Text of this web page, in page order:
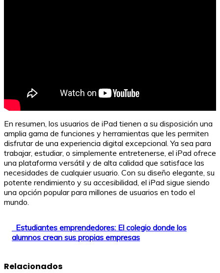
En resumen, los usuarios de iPad tienen a su disposición una
amplia gama de funciones y herramientas que les permiten
disfrutar de una experiencia digital excepcional. Ya sea para
trabajar, estudiar, o simplemente entretenerse, el iPad ofrece
una plataforma versátil y de alta calidad que satisface las
necesidades de cualquier usuario. Con su diseño elegante, su
potente rendimiento y su accesibilidad, el iPad sigue siendo
una opción popular para millones de usuarios en todo el
mundo.
Estudiantes emprendedores: El colegio donde los
alumnos crean sus propias empresas
Relacionados